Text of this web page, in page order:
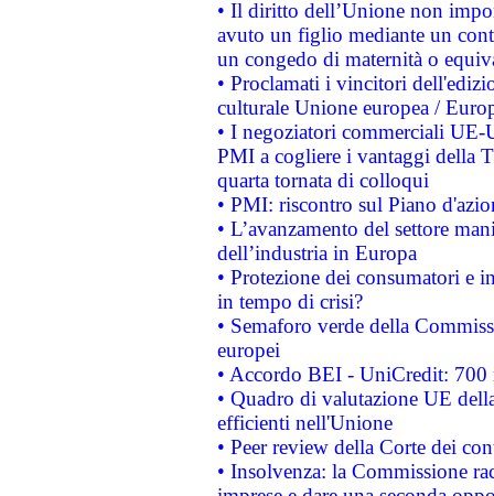
• Il diritto dell’Unione non
avuto un figlio mediante un
un congedo di maternità o
• Proclamati i vincitori
culturale Unione europea /
• I negoziatori commerciali UE-
PMI a cogliere i vantaggi della
quarta tornata di colloqui
• PMI: riscontro sul Piano
• L’avanzamento del settore
dell’industria in Europa
• Protezione dei consumatori e
in tempo di crisi?
• Semaforo verde della
europei
• Accordo BEI - UniCredit:
• Quadro di valutazione UE
efficienti nell'Unione
• Peer review della Corte dei
• Insolvenza: la Commissione